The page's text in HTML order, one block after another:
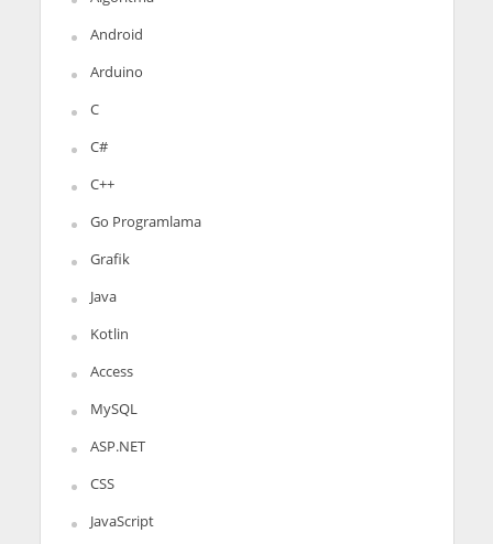
Android
Arduino
C
C#
C++
Go Programlama
Grafik
Java
Kotlin
Access
MySQL
ASP.NET
CSS
JavaScript